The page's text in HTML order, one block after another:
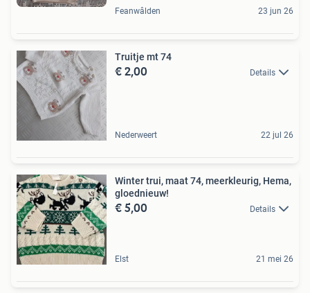
Feanwâlden 23 jun 26
Truitje mt 74
€ 2,00 Details
Nederweert 22 jul 26
Winter trui, maat 74, meerkleurig, Hema,
gloednieuw!
€ 5,00 Details
Elst 21 mei 26